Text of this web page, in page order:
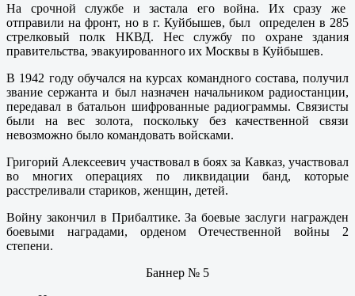
На срочной службе и застала его война. Их сразу же
отправили на фронт, но в г. Куйбышев, был определен в 285
стрелковый полк НКВД. Нес службу по охране здания
правительства, эвакуированного их Москвы в Куйбышев.
В 1942 году обучался на курсах командного состава, получил
звание сержанта и был назначен начальником радиостанции,
передавал в батальон шифрованные радиограммы. Связисты
были на вес золота, поскольку без качественной связи
невозможно было командовать войсками.
Григорий Алексеевич участвовал в боях за Кавказ, участвовал
во многих операциях по ликвидации банд, которые
расстреливали стариков, женщин, детей.
Войну закончил в Прибалтике. За боевые заслуги награжден
боевыми наградами, орденом Отечественной войны 2
степени.
Баннер № 5